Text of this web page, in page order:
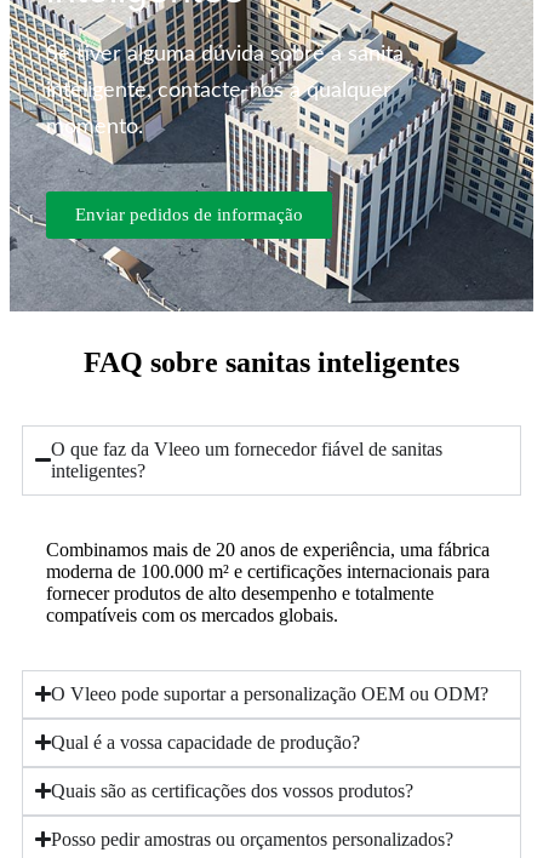
Se tiver alguma dúvida sobre a sanita
inteligente, contacte-nos a qualquer
momento.
Enviar pedidos de informação
FAQ sobre sanitas inteligentes
O que faz da Vleeo um fornecedor fiável de sanitas
inteligentes?
Combinamos mais de 20 anos de experiência, uma fábrica
moderna de 100.000 m² e certificações internacionais para
fornecer produtos de alto desempenho e totalmente
compatíveis com os mercados globais.
O Vleeo pode suportar a personalização OEM ou ODM?
Qual é a vossa capacidade de produção?
Quais são as certificações dos vossos produtos?
Posso pedir amostras ou orçamentos personalizados?